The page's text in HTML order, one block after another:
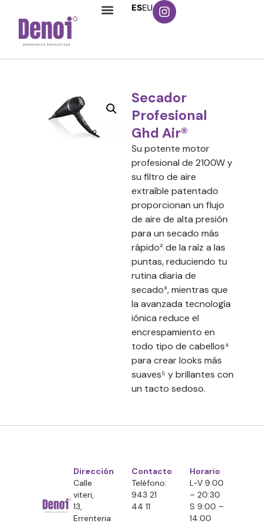
ESEU
Secador
Profesional
Ghd Air®
Su potente motor
profesional de 2100W y
su filtro de aire
extraíble patentado
proporcionan un flujo
de aire de alta presión
para un secado más
rápido² de la raíz a las
puntas, reduciendo tu
rutina diaria de
secado³, mientras que
la avanzada tecnología
iónica reduce el
encrespamiento en
todo tipo de cabellos⁴
para crear looks más
suaves⁵ y brillantes con
un tacto sedoso.
Dirección
Calle
viteri,
13,
Errenteria
Contacto
Teléfono:
943 21
44 11
Horario
L-V 9:00
– 20:30
S 9:00 –
14:00